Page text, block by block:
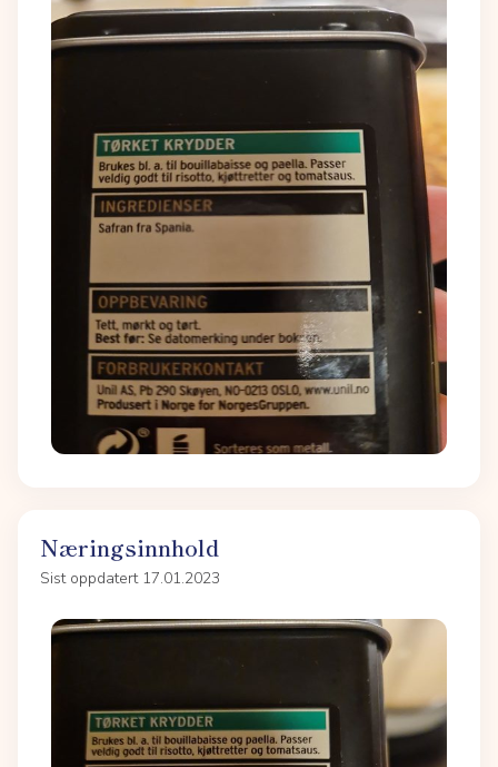
Næringsinnhold
Sist oppdatert 17.01.2023